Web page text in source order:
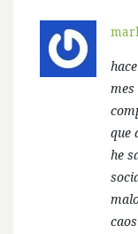
mes
que
he